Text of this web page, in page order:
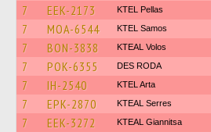
7 EEK-2173 KTEL Pellas
7 MOA-6544 KTEL Samos
7 BON-3838 KTEAL Volos
7 POK-6355 DES RODA
7 IH-2540 KTEL Arta
7 EPK-2870 KTEAL Serres
7 EEK-3272 KTEAL Giannitsa